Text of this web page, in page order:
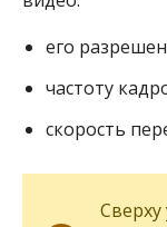
его
частоту
скорость